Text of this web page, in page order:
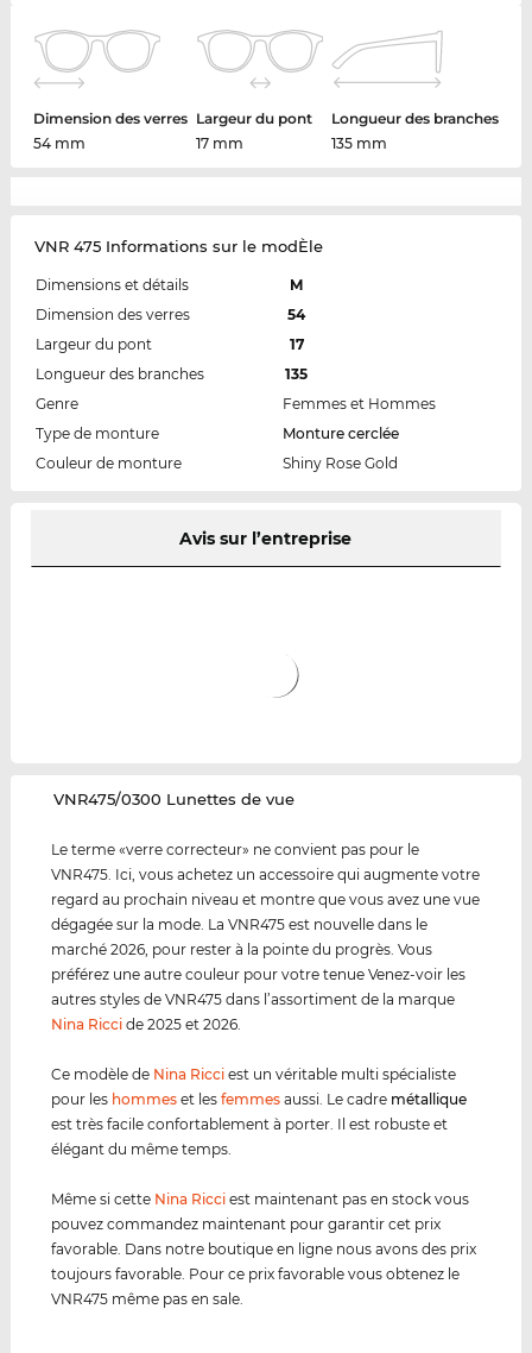
Dimension des verres
54 mm
Largeur du pont
17 mm
Longueur des branches
135 mm
VNR 475 Informations sur le modÈle
Dimensions et détails
M
Dimension des verres
54
Largeur du pont
17
Longueur des branches
135
Genre
Femmes et Hommes
Type de monture
Monture cerclée
Couleur de monture
Shiny Rose Gold
Avis sur l’entreprise
‌VNR475/0300 Lunettes de vue
Le terme «verre correcteur» ne convient pas pour le
VNR475. Ici, vous achetez un accessoire qui augmente votre
regard au prochain niveau et montre que vous avez une vue
dégagée sur la mode. La VNR475 est nouvelle dans le
marché 2026, pour rester à la pointe du progrès. Vous
préférez une autre couleur pour votre tenue Venez-voir les
autres styles de VNR475 dans l’assortiment de la marque
Nina Ricci de 2025 et 2026.
Ce modèle de Nina Ricci est un véritable multi spécialiste
pour les hommes et lesfemmes aussi. Le cadre métal lique
est très facile confortablement à porter. Il est robuste et
élégant du même temps.
Même si cette Nina Ricci est maintenant pas en stock vous
pouvez commandez maintenant pour garantir cet prix
favorable. Dans notre boutique en ligne nous avons des prix
toujours favorable. Pour ce prix favorable vous obtenez le
VNR475 même pas en sale.